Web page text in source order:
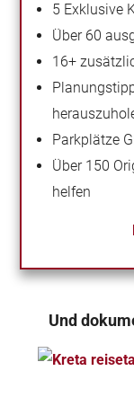
5 Exklusive
Über 60
16+
Parkplätze
Über 150
helfen
Und